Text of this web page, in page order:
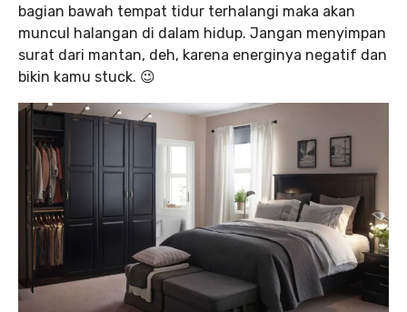
bagian bawah tempat tidur terhalangi maka akan
muncul halangan di dalam hidup. Jangan menyimpan
surat dari mantan, deh, karena energinya negatif dan
bikin kamu stuck. 😉